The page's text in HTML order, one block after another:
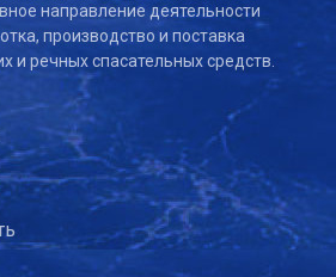
направление деятельности
производство и поставка
и речных спасательных средств.